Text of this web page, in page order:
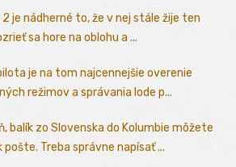
2 je nádherné to, že v nej stále žije ten
sa hore na oblohu a ...
je na tom najcennejšie overenie
režimov a správania lode p...
balík zo Slovenska do Kolumbie môžete
Treba správne napísať ...